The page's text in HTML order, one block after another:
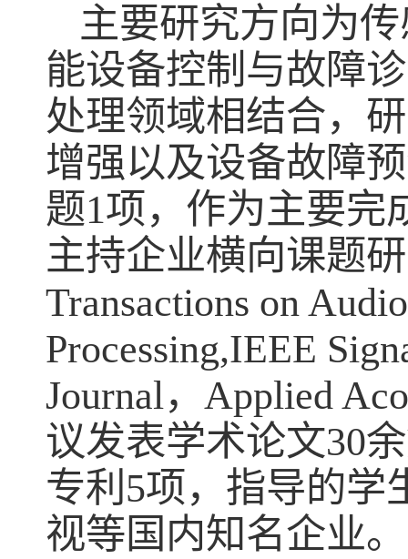
主要研究方向为
能设备控制与故障
处理领域相结合，
增强以及设备故障
题1项，作为主要完
主持企业横向课题
Transactions on
Processing,IEEE
Journal， Applied
议发表学术论文30
专利 5项，指导的学
视等国内知名企业。